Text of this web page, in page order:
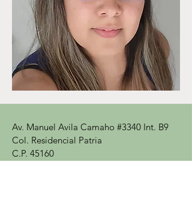
Av. Manuel Avila Camaho #3340 Int. B9
Col. Residencial Patria
C.P. 45160